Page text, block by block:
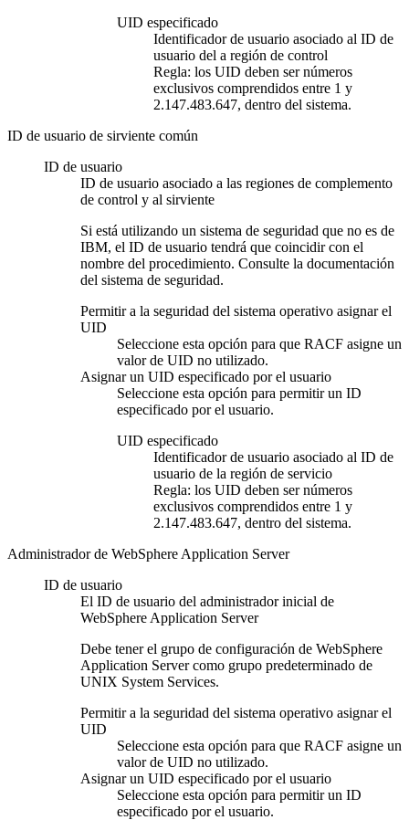
UID especificado
Identificador de usuario asociado al ID de
usuario del a región de control
Regla: los UID deben ser números
exclusivos comprendidos entre 1 y
2.147.483.647, dentro del sistema.
ID de usuario de sirviente común
ID de usuario
ID de usuario asociado a las regiones de complemento
de control y al sirviente
Si está utilizando un sistema de seguridad que no es de
IBM, el ID de usuario tendrá que coincidir con el
nombre del procedimiento. Consulte la documentación
del sistema de seguridad.
Permitir a la seguridad del sistema operativo asignar el
UID
Seleccione esta opción para que RACF asigne un
valor de UID no utilizado.
Asignar un UID especificado por el usuario
Seleccione esta opción para permitir un ID
especificado por el usuario.
UID especificado
Identificador de usuario asociado al ID de
usuario de la región de servicio
Regla: los UID deben ser números
exclusivos comprendidos entre 1 y
2.147.483.647, dentro del sistema.
Administrador de WebSphere Application Server
ID de usuario
El ID de usuario del administrador inicial de
WebSphere Application Server
Debe tener el grupo de configuración de WebSphere
Application Server como grupo predeterminado de
UNIX System Services.
Permitir a la seguridad del sistema operativo asignar el
UID
Seleccione esta opción para que RACF asigne un
valor de UID no utilizado.
Asignar un UID especificado por el usuario
Seleccione esta opción para permitir un ID
especificado por el usuario.